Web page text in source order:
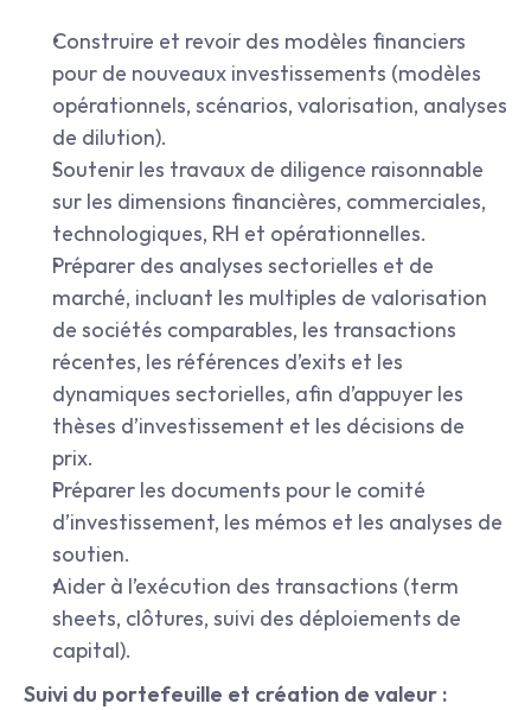
Construire et revoir des modèles financiers
pour de nouveaux investissements (modèles
opérationnels, scénarios, valorisation, analyses
de dilution).
Soutenir les travaux de diligence raisonnable
sur les dimensions financières, commerciales,
technologiques, RH et opérationnelles.
Préparer des analyses sectorielles et de
marché, incluant les multiples de valorisation
de sociétés comparables, les transactions
récentes, les références d’exits et les
dynamiques sectorielles, afin d’appuyer les
thèses d’investissement et les décisions de
prix.
Préparer les documents pour le comité
d’investissement, les mémos et les analyses de
soutien.
Aider à l’exécution des transactions (term
sheets, clôtures, suivi des déploiements de
capital).
Suivi du portefeuille et création de valeur :